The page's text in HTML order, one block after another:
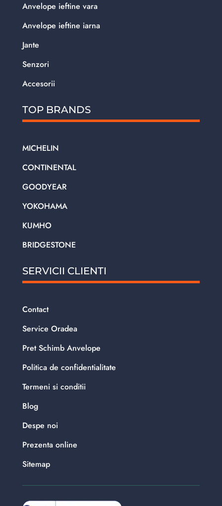
Anvelope ieftine vara
Anvelope ieftine iarna
Jante
Senzori
Accesorii
TOP BRANDS
MICHELIN
CONTINENTAL
GOODYEAR
YOKOHAMA
KUMHO
BRIDGESTONE
SERVICII CLIENTI
Contact
Service Oradea
Pret Schimb Anvelope
Politica de confidentialitate
Termeni si conditii
Blog
Despe noi
Prezenta online
Sitemap